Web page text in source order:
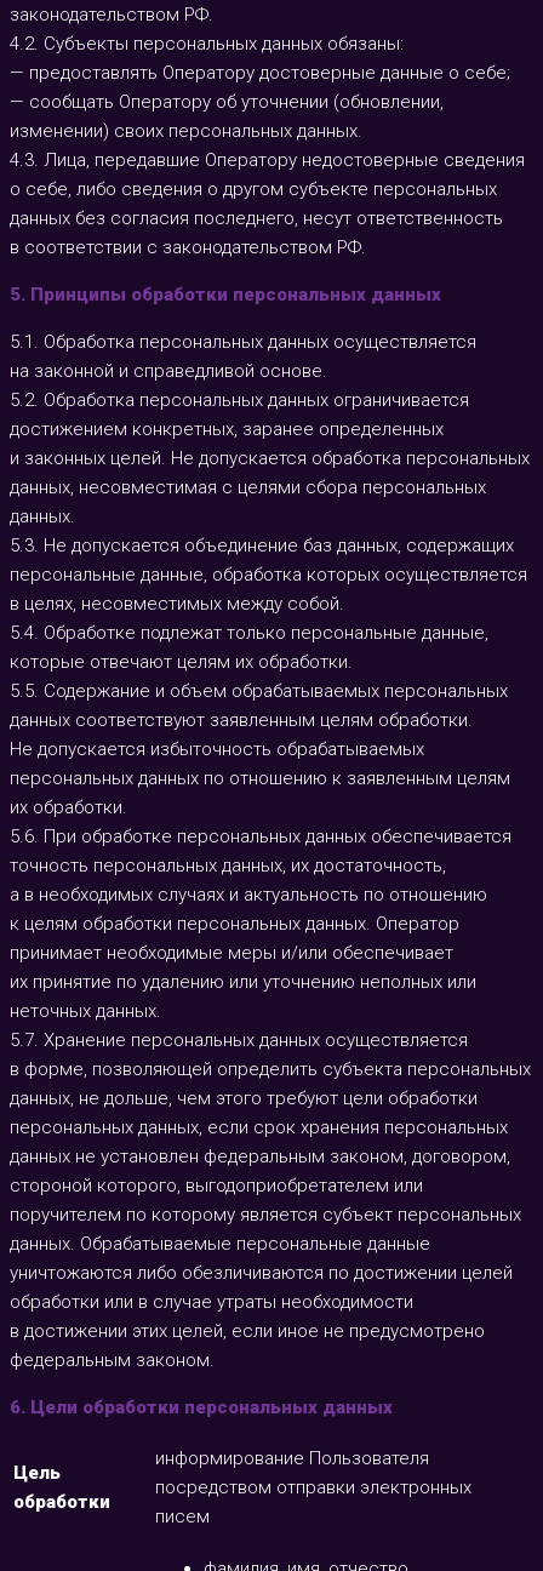
законодательством РФ.
4.2. Субъекты персональных данных обязаны:
— предоставлять Оператору достоверные данные о себе;
— сообщать Оператору об уточнении (обновлении,
изменении) своих персональных данных.
4.3. Лица, передавшие Оператору недостоверные сведения
о себе, либо сведения о другом субъекте персональных
данных без согласия последнего, несут ответственность
в соответствии с законодательством РФ.
5. Принципы обработки персональных данных
5.1. Обработка персональных данных осуществляется
на законной и справедливой основе.
5.2. Обработка персональных данных ограничивается
достижением конкретных, заранее определенных
и законных целей. Не допускается обработка персональных
данных, несовместимая с целями сбора персональных
данных.
5.3. Не допускается объединение баз данных, содержащих
персональные данные, обработка которых осуществляется
в целях, несовместимых между собой.
5.4. Обработке подлежат только персональные данные,
которые отвечают целям их обработки.
5.5. Содержание и объем обрабатываемых персональных
данных соответствуют заявленным целям обработки.
Не допускается избыточность обрабатываемых
персональных данных по отношению к заявленным целям
их обработки.
5.6. При обработке персональных данных обеспечивается
точность персональных данных, их достаточность,
а в необходимых случаях и актуальность по отношению
к целям обработки персональных данных. Оператор
принимает необходимые меры и/или обеспечивает
их принятие по удалению или уточнению неполных или
неточных данных.
5.7. Хранение персональных данных осуществляется
в форме, позволяющей определить субъекта персональных
данных, не дольше, чем этого требуют цели обработки
персональных данных, если срок хранения персональных
данных не установлен федеральным законом, договором,
стороной которого, выгодоприобретателем или
поручителем по которому является субъект персональных
данных. Обрабатываемые персональные данные
уничтожаются либо обезличиваются по достижении целей
обработки или в случае утраты необходимости
в достижении этих целей, если иное не предусмотрено
федеральным законом.
6. Цели обработки персональных данных
Цель
обработки
информирование Пользователя
посредством отправки электронных
писем